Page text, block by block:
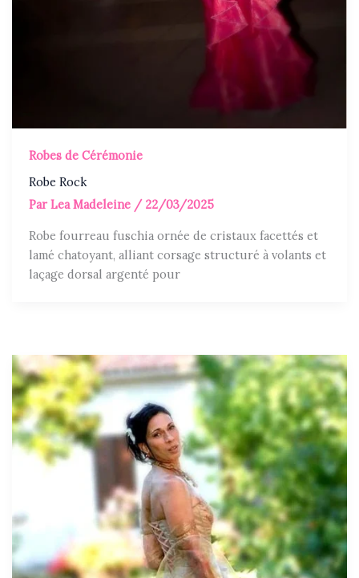
Robes de Cérémonie
Robe Rock
ParLea Madeleine / 22/03/2025
Robe fourreau fuschia ornée de cristaux facettés et
lamé chatoyant, alliant corsage structuré à volants et
laçage dorsal argenté pour